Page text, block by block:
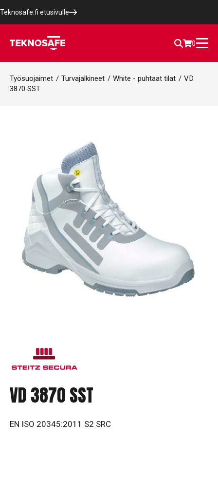
Teknosafe.fi etusivulle
0
Työsuojaimet / Turvajalkineet / White - puhtaat tilat / VD
3870 SST
VD 3870 SST
EN ISO 20345:2011 S2 SRC